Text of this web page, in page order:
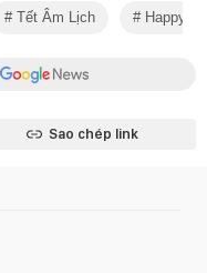
Tết Âm Lịch Happy
Sao chép link